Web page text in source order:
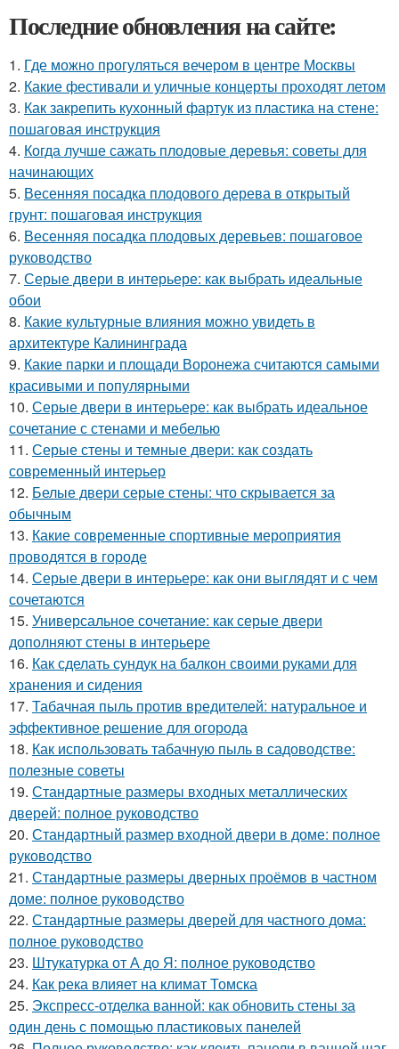
Последние обновления на сайте:
1. Где можно прогуляться вечером в центре Москвы
2. Какие фестивали и уличные концерты проходят летом
3. Как закрепить кухонный фартук из пластика на стене:
пошаговая инструкция
4. Когда лучше сажать плодовые деревья: советы для
начинающих
5. Весенняя посадка плодового дерева в открытый
грунт: пошаговая инструкция
6. Весенняя посадка плодовых деревьев: пошаговое
руководство
7. Серые двери в интерьере: как выбрать идеальные
обои
8. Какие культурные влияния можно увидеть в
архитектуре Калининграда
9. Какие парки и площади Воронежа считаются самыми
красивыми и популярными
10. Серые двери в интерьере: как выбрать идеальное
сочетание с стенами и мебелью
11. Серые стены и темные двери: как создать
современный интерьер
12. Белые двери серые стены: что скрывается за
обычным
13. Какие современные спортивные мероприятия
проводятся в городе
14. Серые двери в интерьере: как они выглядят и с чем
сочетаются
15. Универсальное сочетание: как серые двери
дополняют стены в интерьере
16. Как сделать сундук на балкон своими руками для
хранения и сидения
17. Табачная пыль против вредителей: натуральное и
эффективное решение для огорода
18. Как использовать табачную пыль в садоводстве:
полезные советы
19. Стандартные размеры входных металлических
дверей: полное руководство
20. Стандартный размер входной двери в доме: полное
руководство
21. Стандартные размеры дверных проёмов в частном
доме: полное руководство
22. Стандартные размеры дверей для частного дома:
полное руководство
23. Штукатурка от А до Я: полное руководство
24. Как река влияет на климат Томска
25. Экспресс-отделка ванной: как обновить стены за
один день с помощью пластиковых панелей